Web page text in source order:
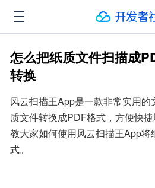
怎么把纸质文件扫描成
转换
风云扫描王App是一款非常实用
质文件转换成PDF格式，方便快
教大家如何使用风云扫描王App
式。